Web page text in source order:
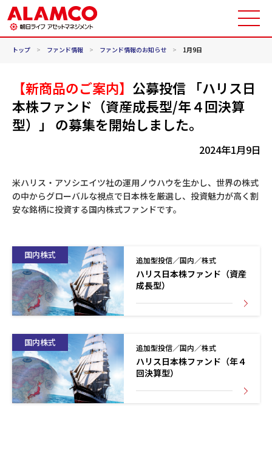
トップ > ファンド情報 > ファンド情報のお知らせ > 1月9日
【新商品のご案内】 公募投信 「ハリス日
本株ファンド（資産成長型/年４回決算
型）」 の募集を開始しました。
2024年1月9日
米ハリス・アソシエイツ社の運用ノウハウを生かし、世界の株式
の中からグローバルな視点で日本株を厳選し、投資魅力が高く割
安な銘柄に投資する国内株式ファンドです。
国内株式 追加型投信／国内／株式
ハリス日本株ファンド（資産
成長型）
国内株式 追加型投信／国内／株式
ハリス日本株ファンド（年４
回決算型）